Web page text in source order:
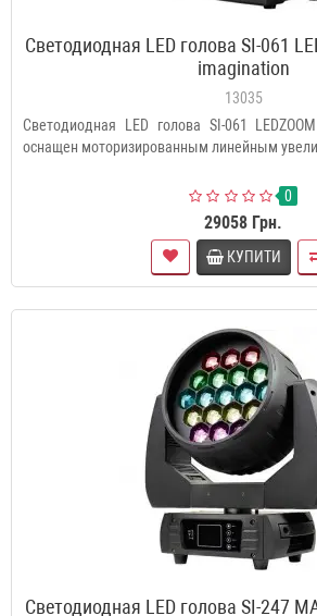
Светодиодная LED голова SI-061
imagination
13035
Светодиодная LED голова SI-061
оснащен моторизированным линейным
0
29058 Грн.
КУПИТИ
Светодиодная LED голова SI-247